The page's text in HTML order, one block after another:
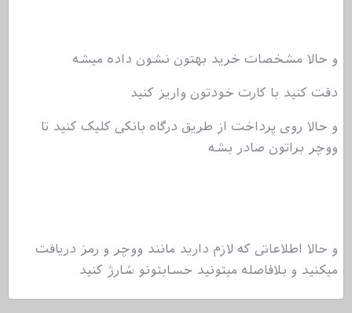
و حالا مشخصات خرید بهتون نشون داده میشه
دقت کنید با کارت خودتون واریز کنید
و حالا روی پرداخت از طریق درگاه بانکی کلیک کنید تا
ووچر براتون صادر بشه
و حالا اطلاعاتی که لازم دارید مانند ووچر و رمز دریافت
میکنید و بلافاصله میتونید حسابتونو شارژ کنید